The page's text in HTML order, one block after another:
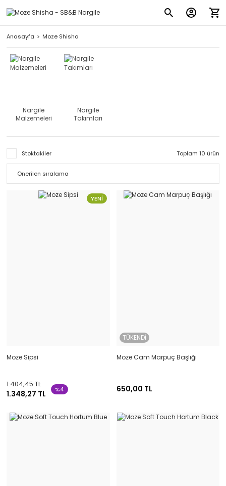
Anasayfa Moze Shisha
Nargile
Malzemeleri
Nargile
Takımları
Stoktakiler Toplam 10 ürün
YENİ
Moze Sipsi
1.404,45 TL
1.348,27 TL %4
TÜKENDİ
Moze Cam Marpuç Başlığı
650,00 TL